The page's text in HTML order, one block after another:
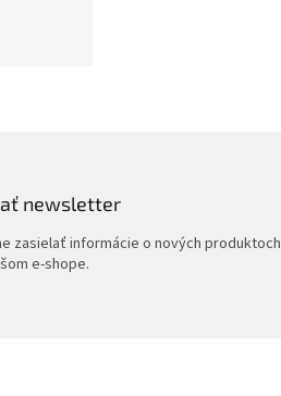
newsletter
zasielať informácie o nových produktoch
e-shope.